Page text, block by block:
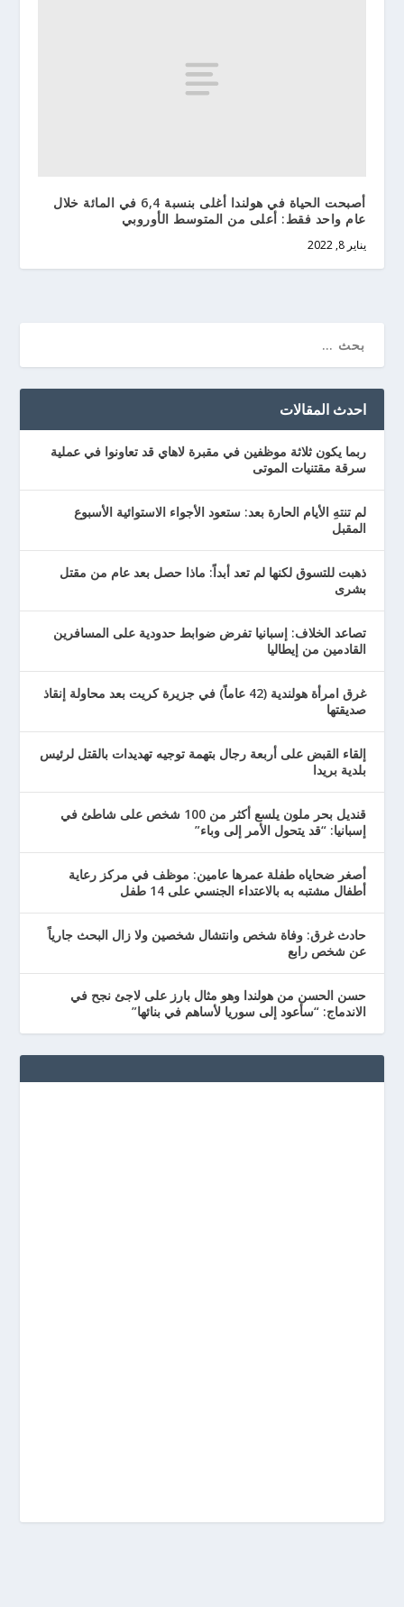
أصبحت الحياة في هولندا أغلى بنسبة 6,4 في المائة خلال
عام واحد فقط: أعلى من المتوسط الأوروبي
يناير 8, 2022
احدث المقالات
ربما يكون ثلاثة موظفين في مقبرة لاهاي قد تعاونوا في عملية
سرقة مقتنيات الموتى
لم تنتهِ الأيام الحارة بعد: ستعود الأجواء الاستوائية الأسبوع
المقبل
ذهبت للتسوق لكنها لم تعد أبداً: ماذا حصل بعد عام من مقتل
بشرى
تصاعد الخلاف: إسبانيا تفرض ضوابط حدودية على المسافرين
القادمين من إيطاليا
غرق امرأة هولندية (42 عاماً) في جزيرة كريت بعد محاولة إنقاذ
صديقتها
إلقاء القبض على أربعة رجال بتهمة توجيه تهديدات بالقتل لرئيس
بلدية بريدا
قنديل بحر ملون يلسع أكثر من 100 شخص على شاطئ في
إسبانيا: “قد يتحول الأمر إلى وباء”
أصغر ضحاياه طفلة عمرها عامين: موظف في مركز رعاية
أطفال مشتبه به بالاعتداء الجنسي على 14 طفل
حادث غرق: وفاة شخص وانتشال شخصين ولا زال البحث جارياً
عن شخص رابع
حسن الحسن من هولندا وهو مثال بارز على لاجئ نجح في
الاندماج: “سأعود إلى سوريا لأساهم في بنائها”